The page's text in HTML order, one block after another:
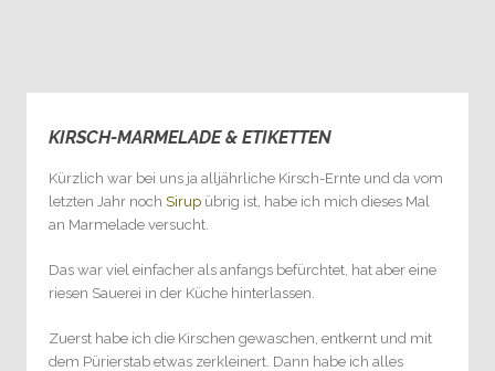
KIRSCH-MARMELADE & ETIKETTEN
Kürzlich war bei uns ja alljährliche Kirsch-Ernte und da vom
letzten Jahr noch Sirup übrig ist, habe ich mich dieses Mal
an Marmelade versucht.
Das war viel einfacher als anfangs befürchtet, hat aber eine
riesen Sauerei in der Küche hinterlassen.
Zuerst habe ich die Kirschen gewaschen, entkernt und mit
dem Pürierstab etwas zerkleinert. Dann habe ich alles